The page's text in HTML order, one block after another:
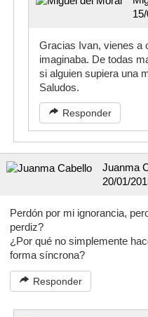
Gracias Ivan, vienes a
imaginaba. De todas
si alguien supiera una
Saludos.
Responder
Juanma
20/01/
Perdón por mi ignorancia,
perdiz?
¿Por qué no simplemente
forma síncrona?
Responder